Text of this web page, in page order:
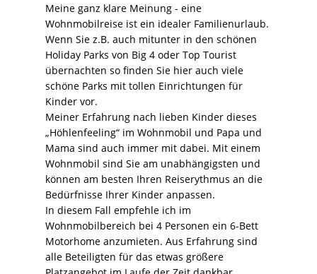
Meine ganz klare Meinung - eine
Wohnmobilreise ist ein idealer Familienurlaub.
Wenn Sie z.B. auch mitunter in den schönen
Holiday Parks von Big 4 oder Top Tourist
übernachten so finden Sie hier auch viele
schöne Parks mit tollen Einrichtungen für
Kinder vor.
Meiner Erfahrung nach lieben Kinder dieses
„Höhlenfeeling“ im Wohnmobil und Papa und
Mama sind auch immer mit dabei. Mit einem
Wohnmobil sind Sie am unabhängigsten und
können am besten Ihren Reiserythmus an die
Bedürfnisse Ihrer Kinder anpassen.
In diesem Fall empfehle ich im
Wohnmobilbereich bei 4 Personen ein 6-Bett
Motorhome anzumieten. Aus Erfahrung sind
alle Beteiligten für das etwas größere